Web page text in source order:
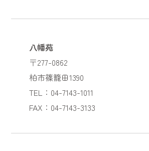
八幡苑
〒277-0862
柏市篠籠田1390
TEL：04-7143-1011
FAX：04-7143-3133